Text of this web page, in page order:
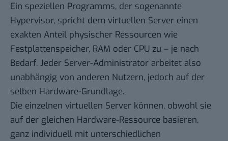
Ein speziellen Programms, der sogenannte
Hypervisor, spricht dem virtuellen Server einen
exakten Anteil physischer Ressourcen wie
Festplattenspeicher, RAM oder CPU zu – je nach
Bedarf. Jeder Server-Administrator arbeitet also
unabhängig von anderen Nutzern, jedoch auf der
selben Hardware-Grundlage.
Die einzelnen virtuellen Server können, obwohl sie
auf der gleichen Hardware-Ressource basieren,
ganz individuell mit unterschiedlichen